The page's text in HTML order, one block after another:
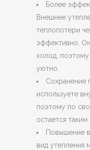
Более
Внешнее
теплопотери
эффективно.
холод,
уютно.
Сохранение
используете
поэтому по
остается
Повышение
вид утепления